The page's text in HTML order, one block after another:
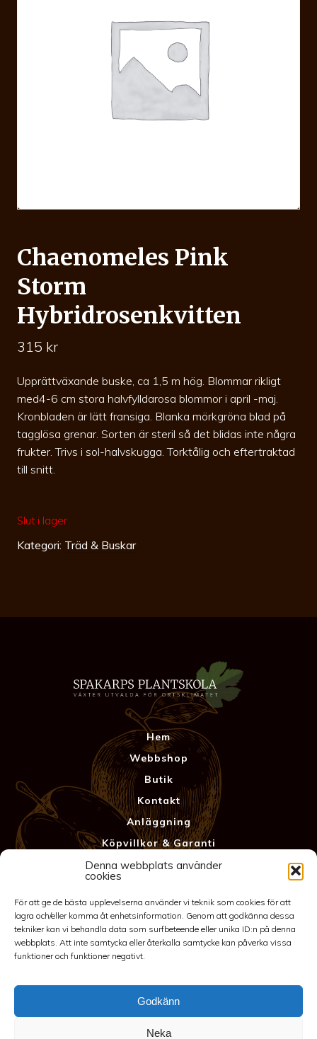
Denna webbplats använder
cookies
För att ge de bästa upplevelserna använder vi teknik som cookies för att
lagra och/eller komma åt enhetsinformation. Genom att godkänna dessa
tekniker kan vi behandla data som surfbeteende eller unika ID:n på denna
webbplats. Att inte samtycka eller återkalla samtycke kan påverka vissa
funktioner och funktioner negativt.
Godkänn
Neka
Chaenomeles Pink
Storm
Hybridrosenkvitten
315 kr
Upprättväxande buske, ca 1,5 m hög. Blommar rikligt
med4-6 cm stora halvfylldarosa blommor i april -maj.
Kronbladen är lätt fransiga. Blanka mörkgröna blad på
tagglösa grenar. Sorten är steril så det blidas inte några
frukter. Trivs i sol-halvskugga. Torktålig och eftertraktad
till snitt.
Slut i lager
Kategori: Träd & Buskar
Hem
Webbshop
Butik
Kontakt
Anläggning
Köpvillkor & Garanti
Integritetspolicy